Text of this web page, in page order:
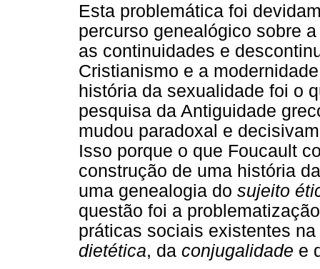
Esta problemática foi
percurso genealógico sobre
as continuidades e
Cristianismo e a
história da sexualidade foi o
pesquisa da Antiguidade
mudou paradoxal e
Isso porque o que Foucault
construção de uma história
uma genealogia do sujeito
questão foi a
práticas sociais existentes
dietética, da conjugalidade e